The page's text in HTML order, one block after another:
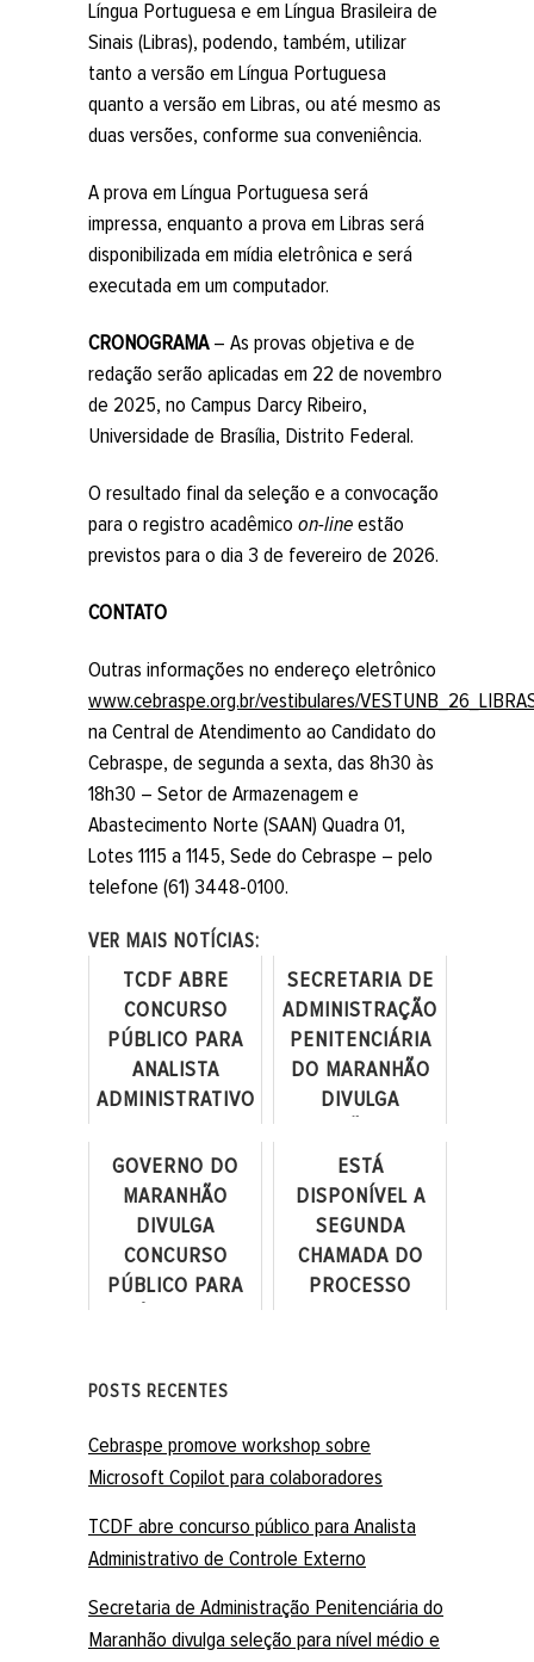
Língua Portuguesa e em Língua Brasileira de
Sinais (Libras), podendo, também, utilizar
tanto a versão em Língua Portuguesa
quanto a versão em Libras, ou até mesmo as
duas versões, conforme sua conveniência.
A prova em Língua Portuguesa será
impressa, enquanto a prova em Libras será
disponibilizada em mídia eletrônica e será
executada em um computador.
CRONOGRAMA – As provas objetiva e de
redação serão aplicadas em 22 de novembro
de 2025, no Campus Darcy Ribeiro,
Universidade de Brasília, Distrito Federal.
O resultado final da seleção e a convocação
para o registro acadêmico on-line estão
previstos para o dia 3 de fevereiro de 2026.
CONTATO
Outras informações no endereço eletrônico
www.cebraspe.org.br/vestibulares/
na Central de Atendimento ao Candidato do
Cebraspe, de segunda a sexta, das 8h30 às
18h30 – Setor de Armazenagem e
Abastecimento Norte (SAAN) Quadra 01,
Lotes 1115 a 1145, Sede do Cebraspe – pelo
telefone (61) 3448-0100.
VER MAIS NOTÍCIAS:
TCDF ABRE
CONCURSO
PÚBLICO PARA
ANALISTA
ADMINISTRATIVO
EXTERNO
SECRETARIA DE
ADMINISTRAÇÃO
PENITENCIÁRIA
DO MARANHÃO
DIVULGA
NÍVEL MÉDIO E
SUPERIOR
GOVERNO DO
MARANHÃO
DIVULGA
CONCURSO
PÚBLICO PARA
ESTÁ
DISPONÍVEL A
SEGUNDA
CHAMADA DO
PROCESSO
FACULT...
POSTS RECENTES
Cebraspe promove workshop sobre
Microsoft Copilot para colaboradores
TCDF abre concurso público para Analista
Administrativo de Controle Externo
Secretaria de Administração Penitenciária do
Maranhão divulga seleção para nível médio e